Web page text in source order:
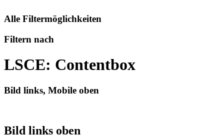
Alle Filtermöglichkeiten
Filtern nach
LSCE: Contentbox
Bild links, Mobile oben
Bild links oben